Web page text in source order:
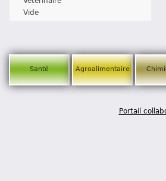
Vide
Santé Agroalimentaire
Portail